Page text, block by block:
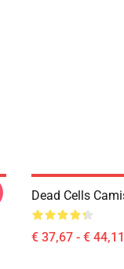
Dead Cells
€ 37,67 - € 44,11